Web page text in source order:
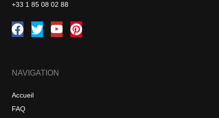
+33 1 85 08 02 88
NAVIGATION
Accueil
FAQ